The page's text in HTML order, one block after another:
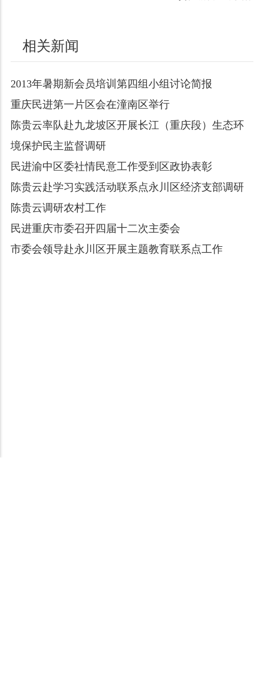
相关新闻
2013年暑期新会员培训第四组小组讨论简报
重庆民进第一片区会在潼南区举行
陈贵云率队赴九龙坡区开展长江（重庆段）生态环
境保护民主监督调研
民进渝中区委社情民意工作受到区政协表彰
陈贵云赴学习实践活动联系点永川区经济支部调研
陈贵云调研农村工作
民进重庆市委召开四届十二次主委会
市委会领导赴永川区开展主题教育联系点工作